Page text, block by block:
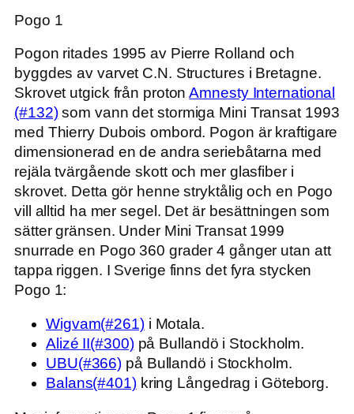
Pogo 1
Pogon ritades 1995 av Pierre Rolland och
byggdes av varvet C.N. Structures i Bretagne.
Skrovet utgick från protonAmnesty International
(#132)som vann det stormiga Mini Transat 1993
med Thierry Dubois ombord. Pogon är kraftigare
dimensionerad en de andra seriebåtarna med
rejäla tvärgående skott och mer glasfiber i
skrovet. Detta gör henne stryktålig och en Pogo
vill alltid ha mer segel. Det är besättningen som
sätter gränsen. Under Mini Transat 1999
snurrade en Pogo 360 grader 4 gånger utan att
tappa riggen. I Sverige finns det fyra stycken
Pogo 1:
Wigvam(#261)i Motala.
Alizé II(#300)på Bullandö i Stockholm.
UBU(#366) på Bullandö i Stockholm.
Balans(#401)kring Långedrag i Göteborg.